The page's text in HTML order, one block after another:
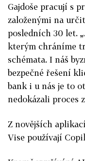
Gajdoše pracují s
založenými na
posledních 30 let.
kterým chráníme
schémata. I náš
bezpečné řešení
bank i u nás je to
nedokázali proces
Z novějších
Vise používají